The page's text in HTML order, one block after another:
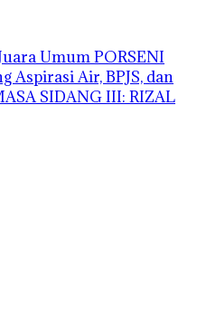
Umum PORSENI
Aspirasi Air, BPJS, dan
SIDANG III: RIZAL